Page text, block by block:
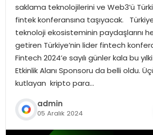
MAGAZIN
saklama teknolojilerini ve Web3’ü
fintek konferansına taşıyacak.
teknoloji ekosisteminin paydaşlarını
getiren Türkiye’nin lider fintech
Fintech 2024’e sayılı günler kala bu
Etkinlik Alanı Sponsoru da belli oldu.
kutlayan kripto para…
admin
05 Aralık 2024